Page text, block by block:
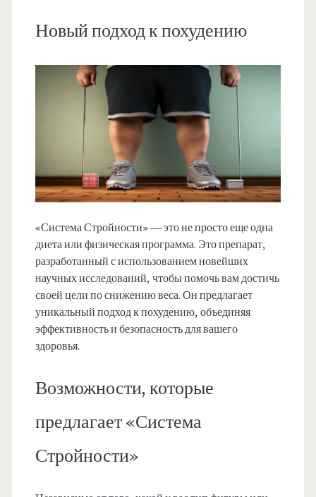
Новый подход к похудению
«Система Стройности» — это не просто еще одна
диета или физическая программа. Это препарат,
разработанный с использованием новейших
научных исследований, чтобы помочь вам достичь
своей цели по снижению веса. Он предлагает
уникальный подход к похудению, объединяя
эффективность и безопасность для вашего
здоровья.
Возможности, которые
предлагает «Система
Стройности»